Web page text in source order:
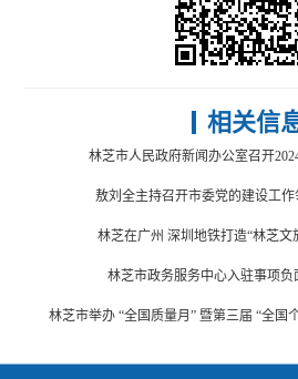
相关信
林芝市人民政府新闻办公室召开
敖刘全主持召开市委党的建设工
林芝在广州 深圳地铁打造“林芝文
林芝市政务服务中心入驻事项负
林芝市举办 “全国质量月” 暨第三届 “全国